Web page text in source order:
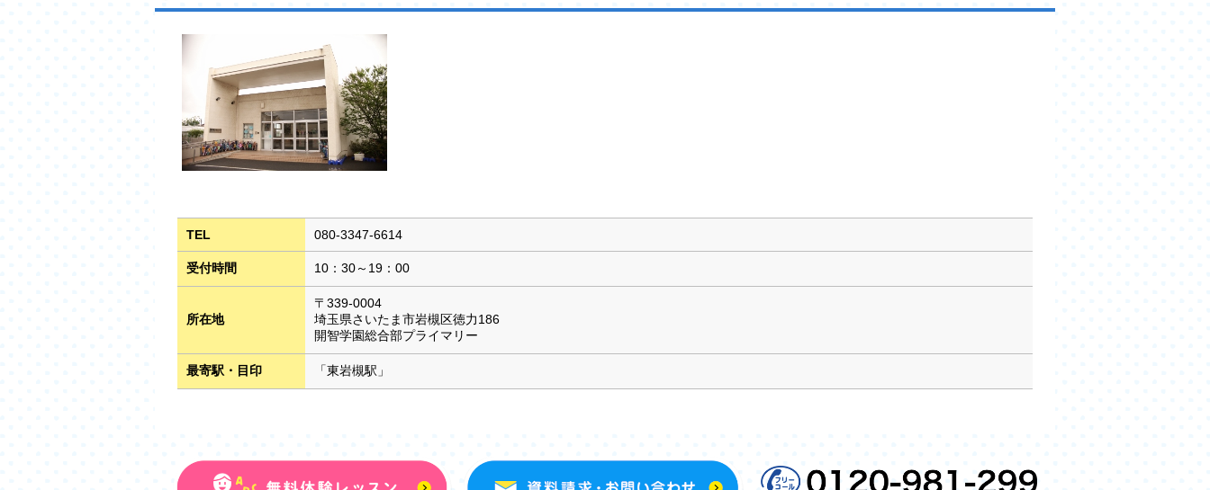
TEL 080-3347-6614
受付時間 10：30～19：00
所在地
〒339-0004
埼玉県さいたま市岩槻区徳力186
開智学園総合部プライマリー
最寄駅・目印 「東岩槻駅」